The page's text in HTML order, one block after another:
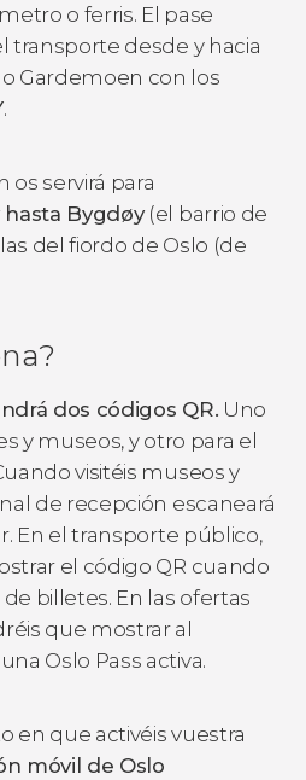
o ferris. El pase
transporte desde y hacia
Gardemoen con los
.
os servirá para
hasta Bygdøy(el barrio de
del fiordo de Oslo (de
dos códigos QR. Uno
y museos, y otro para el
visitéis museos y
de recepción escaneará
En el transporte público,
el código QR cuando
billetes. En las ofertas
que mostrar al
Oslo Pass activa.
en que activéis vuestra
móvil de Oslo